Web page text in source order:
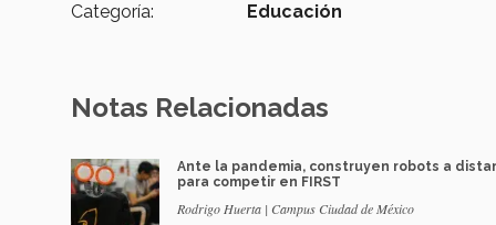
Categoría:
Educación
Notas Relacionadas
Ante la pandemia, construyen robots a
para competir en FIRST
Rodrigo Huerta | Campus Ciudad de México